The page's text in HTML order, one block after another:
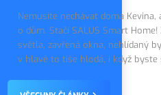
Nemusíte nechávat doma
o dům. Stačí SALUS Smart Home!
světla, zavřená okna, nehlídaný
v hlavě to tiše hlodá, i když byste
je, že tohle…